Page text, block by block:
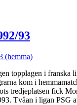
93
topplagen i franska
kom i
tredjeplatsen fick
Tvåan i ligan PSG